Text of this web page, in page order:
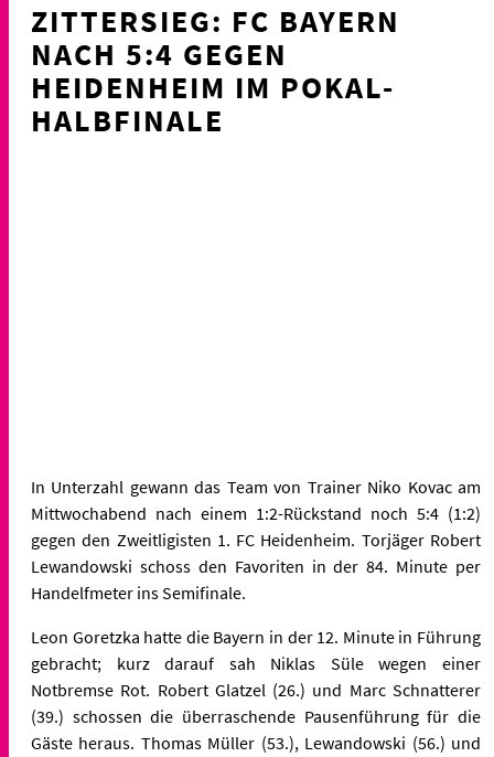
ZITTERSIEG: FC BAYERN
NACH 5:4 GEGEN
HEIDENHEIM IM POKAL-
HALBFINALE
In Unterzahl gewann das Team von Trainer Niko Kovac am
Mittwochabend nach einem 1:2-Rückstand noch 5:4 (1:2)
gegen den Zweitligisten 1. FC Heidenheim. Torjäger Robert
Lewandowski schoss den Favoriten in der84. Minute per
Handelfmeter ins Semifinale.
Leon Goretzka hatte die Bayern in der 12. Minute in Führung
gebracht; kurz darauf sah Niklas Süle wegen einer
Notbremse Rot. Robert Glatzel (26.) und Marc Schnatterer
(39.) schossen die überraschende Pausenführung für die
Gäste heraus. Thomas Müller (53.), Lewandowski (56.) und